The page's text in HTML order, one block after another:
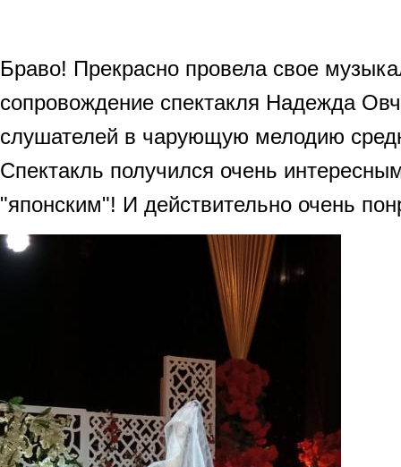
Браво! Прекрасно провела свое
сопровождение спектакля Надежда
слушателей в чарующую мелодию
Спектакль получился очень
"японским"! И действительно очень